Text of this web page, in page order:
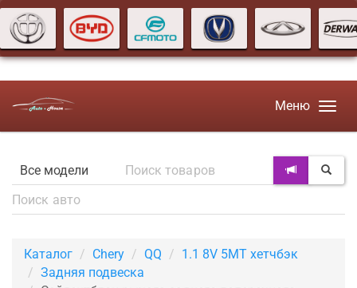
Меню
Каталог Chery QQ
1.1 8V 5MT хетчбэк
Задняя подвеска